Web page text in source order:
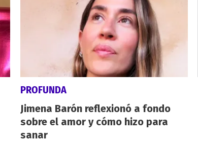
PROFUNDA
Jimena Barón reflexionó a fondo
sobre el amor y cómo hizo para
sanar